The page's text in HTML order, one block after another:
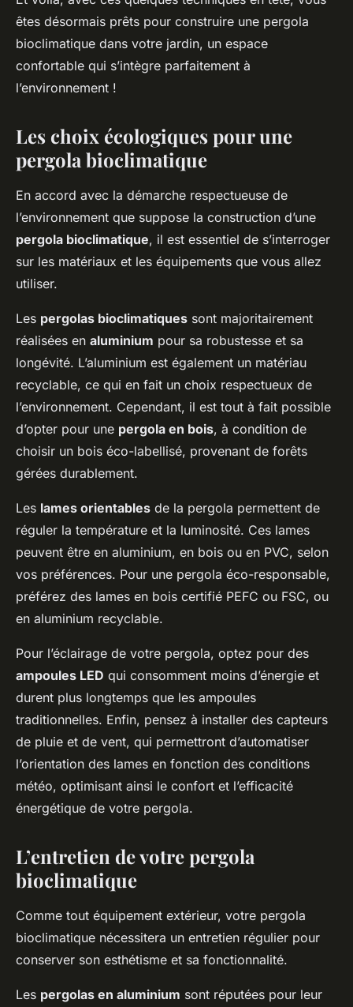
êtes désormais prêts pour construire une pergola
bioclimatique dans votre jardin, un espace
confortable qui s’intègre parfaitement à
l’environnement !
Les choix écologiques pour une
pergola bioclimatique
En accord avec la démarche respectueuse de
l’environnement que suppose la construction d’une
pergola bioclimatique, il est essentiel de s’interroger
sur les matériaux et les équipements que vous allez
utiliser.
Les pergolas bioclimatiques sont majoritairement
réalisées en aluminium pour sa robustesse et sa
longévité. L’aluminium est également un matériau
recyclable, ce qui en fait un choix respectueux de
l’environnement. Cependant, il est tout à fait possible
d’opter pour une pergola en bois, à condition de
choisir un bois éco-labellisé, provenant de forêts
gérées durablement.
Les lames orientables de la pergola permettent de
réguler la température et la luminosité. Ces lames
peuvent être en aluminium, en bois ou en PVC, selon
vos préférences. Pour une pergola éco-responsable,
préférez des lames en bois certifié PEFC ou FSC, ou
en aluminium recyclable.
Pour l’éclairage de votre pergola, optez pour des
ampoules LED qui consomment moins d’énergie et
durent plus longtemps que les ampoules
traditionnelles. Enfin, pensez à installer des capteurs
de pluie et de vent, qui permettront d’automatiser
l’orientation des lames en fonction des conditions
météo, optimisant ainsi le confort et l’efficacité
énergétique de votre pergola.
L’entretien de votre pergola
bioclimatique
Comme tout équipement extérieur, votre pergola
bioclimatique nécessitera un entretien régulier pour
conserver son esthétisme et sa fonctionnalité.
Les pergolas en aluminium sont réputées pour leur